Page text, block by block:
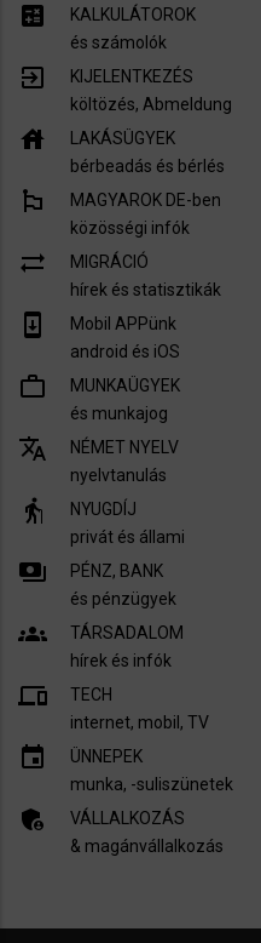
calculate
KALKULÁTOROK
és számolók
exit_to_app
KIJELENTKEZÉS
költözés, Abmeldung
house
LAKÁSÜGYEK
bérbeadás és bérlés
emoji_flags
MAGYAROK DE-ben
közösségi infók
sync_alt
MIGRÁCIÓ
hírek és statisztikák
system_update
Mobil APPünk
android és iOS
work_outline
MUNKAÜGYEK
és munkajog
translate
NÉMET NYELV
nyelvtanulás
elderly
NYUGDÍJ
privát és állami
payments
PÉNZ, BANK
és pénzügyek
groups
TÁRSADALOM
hírek és infók
devices
TECH
internet, mobil, TV​
insert_invitation
ÜNNEPEK
munka, -suliszünetek
admin_panel_settings
VÁLLALKOZÁS
& magánvállalkozás